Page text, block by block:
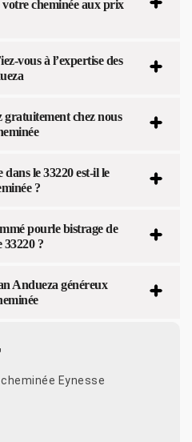
cheminée aux prix
vous à l’expertise des
chez nous
le 33220 est-il le
?
pourle bistrage de
33220 ?
Andueza généreux
Eynesse